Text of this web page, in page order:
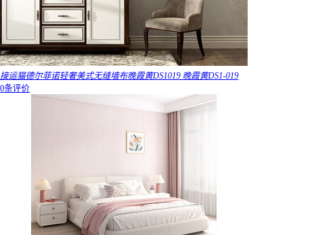
接运猫德尔菲诺轻奢美式无缝墙布晚霞黄DS1019 晚霞黄DS1-019
0条评价